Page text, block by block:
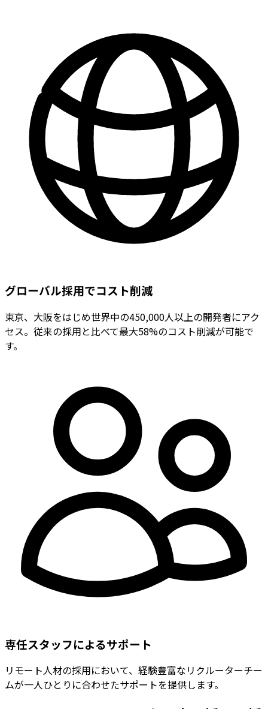
グローバル採用でコスト削減
東京、大阪をはじめ世界中の450,000人以上の開発者にアク
セス。従来の採用と比べて最大58%のコスト削減が可能で
す。
専任スタッフによるサポート
リモート人材の採用において、経験豊富なリクルーターチー
ムが一人ひとりに合わせたサポートを提供します。